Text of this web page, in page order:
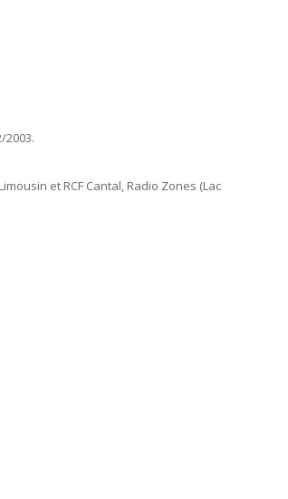
2003.
et RCF Cantal, Radio Zones (Lac